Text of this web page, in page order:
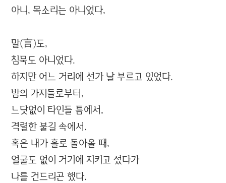
아니, 목소리는 아니었다,
말(言)도,
침묵도 아니었다.
하지만 어느 거리에 선가 날 부르고 있었다.
밤의 가지들로부터,
느닷없이 타인들 틈에서,
격렬한 불길 속에서.
혹은 내가 홀로 돌아올 때,
얼굴도 없이 거기에 지키고 섰다가
나를 건드리곤 했다.